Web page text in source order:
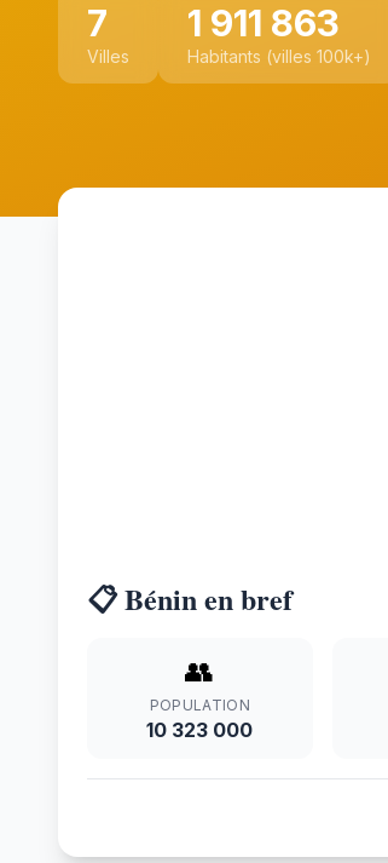
7
Villes
1 911 863
Habitants (villes 100k+)
📋 Bénin en bref
👥
POPULATION
10 323 000